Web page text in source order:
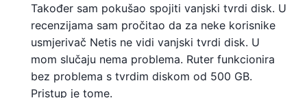
Također sam pokušao spojiti vanjski tvrdi disk. U
recenzijama sam pročitao da za neke korisnike
usmjerivač Netis ne vidi vanjski tvrdi disk. U
mom slučaju nema problema. Ruter funkcionira
bez problema s tvrdim diskom od 500 GB.
Pristup je tome.